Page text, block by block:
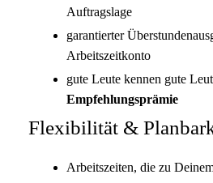
Auftragslage
garantierter
Arbeitszeitkonto
gute Leute kennen gute
Empfehlungsprämie
Flexibilität &
Arbeitszeiten, die zu